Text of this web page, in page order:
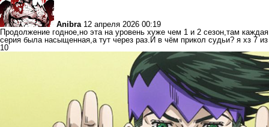
Anibra 12 апреля 2026 00:19
Продолжение годное,но эта на уровень хуже чем 1 и 2 сезон,там каждая
серия была насыщенная,а тут через раз.И в чём прикол судьи? я хз 7 из
10